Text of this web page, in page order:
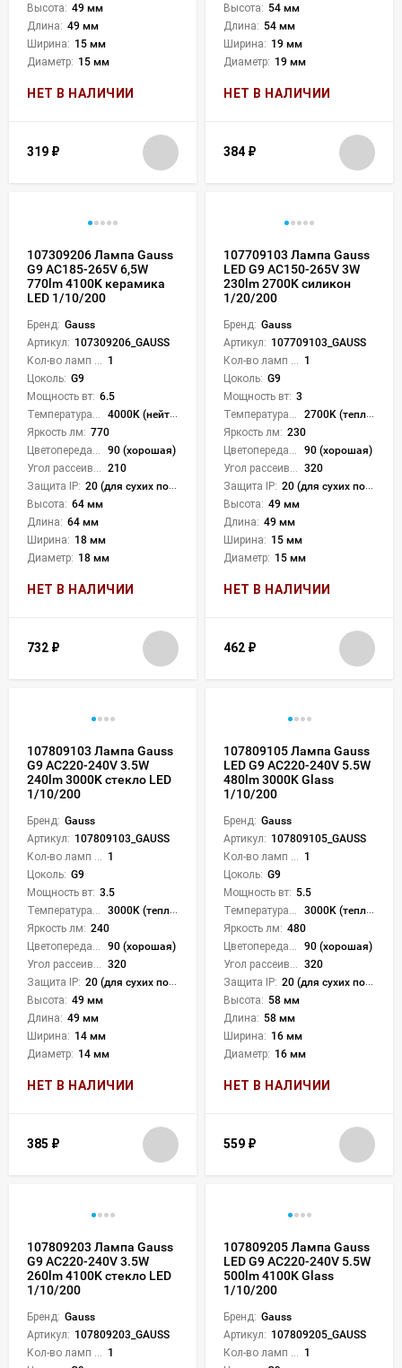
Высота: 49 мм
Длина: 49 мм
Ширина: 15 мм
Диаметр: 15 мм
НЕТ В НАЛИЧИИ
319 ₽
Высота: 54 мм
Длина: 54 мм
Ширина: 19 мм
Диаметр: 19 мм
НЕТ В НАЛИЧИИ
384 ₽
107309206 Лампа Gauss
G9 AC185-265V 6,5W
770lm 4100K керамика
LED 1/10/200
Бренд: Gauss
Артикул: 107309206_GAUSS
1
Цоколь: G9
Мощность вт: 6.5
4000K (нейтральный)
Яркость лм: 770
90 (хорошая)
210
Защита IP: 20 (для сухих пом.)
Высота: 64 мм
Длина: 64 мм
Ширина: 18 мм
Диаметр: 18 мм
НЕТ В НАЛИЧИИ
732 ₽
107709103 Лампа Gauss
LED G9 AC150-265V 3W
230lm 2700K силикон
1/20/200
Бренд: Gauss
Артикул: 107709103_GAUSS
1
Цоколь: G9
Мощность вт: 3
2700K (теплый)
Яркость лм: 230
90 (хорошая)
320
Защита IP: 20 (для сухих пом.)
Высота: 49 мм
Длина: 49 мм
Ширина: 15 мм
Диаметр: 15 мм
НЕТ В НАЛИЧИИ
462 ₽
107809103 Лампа Gauss
G9 AC220-240V 3.5W
240lm 3000K стекло LED
1/10/200
Бренд: Gauss
Артикул: 107809103_GAUSS
1
Цоколь: G9
Мощность вт: 3.5
3000K (теплый)
Яркость лм: 240
90 (хорошая)
320
Защита IP: 20 (для сухих пом.)
Высота: 49 мм
Длина: 49 мм
Ширина: 14 мм
Диаметр: 14 мм
НЕТ В НАЛИЧИИ
385 ₽
107809105 Лампа Gauss
LED G9 AC220-240V 5.5W
480lm 3000K Glass
1/10/200
Бренд: Gauss
Артикул: 107809105_GAUSS
1
Цоколь: G9
Мощность вт: 5.5
3000K (теплый)
Яркость лм: 480
90 (хорошая)
320
Защита IP: 20 (для сухих пом.)
Высота: 58 мм
Длина: 58 мм
Ширина: 16 мм
Диаметр: 16 мм
НЕТ В НАЛИЧИИ
559 ₽
107809203 Лампа Gauss
G9 AC220-240V 3.5W
260lm 4100K стекло LED
1/10/200
Бренд: Gauss
Артикул: 107809203_GAUSS
1
107809205 Лампа Gauss
LED G9 AC220-240V 5.5W
500lm 4100K Glass
1/10/200
Бренд: Gauss
Артикул: 107809205_GAUSS
1